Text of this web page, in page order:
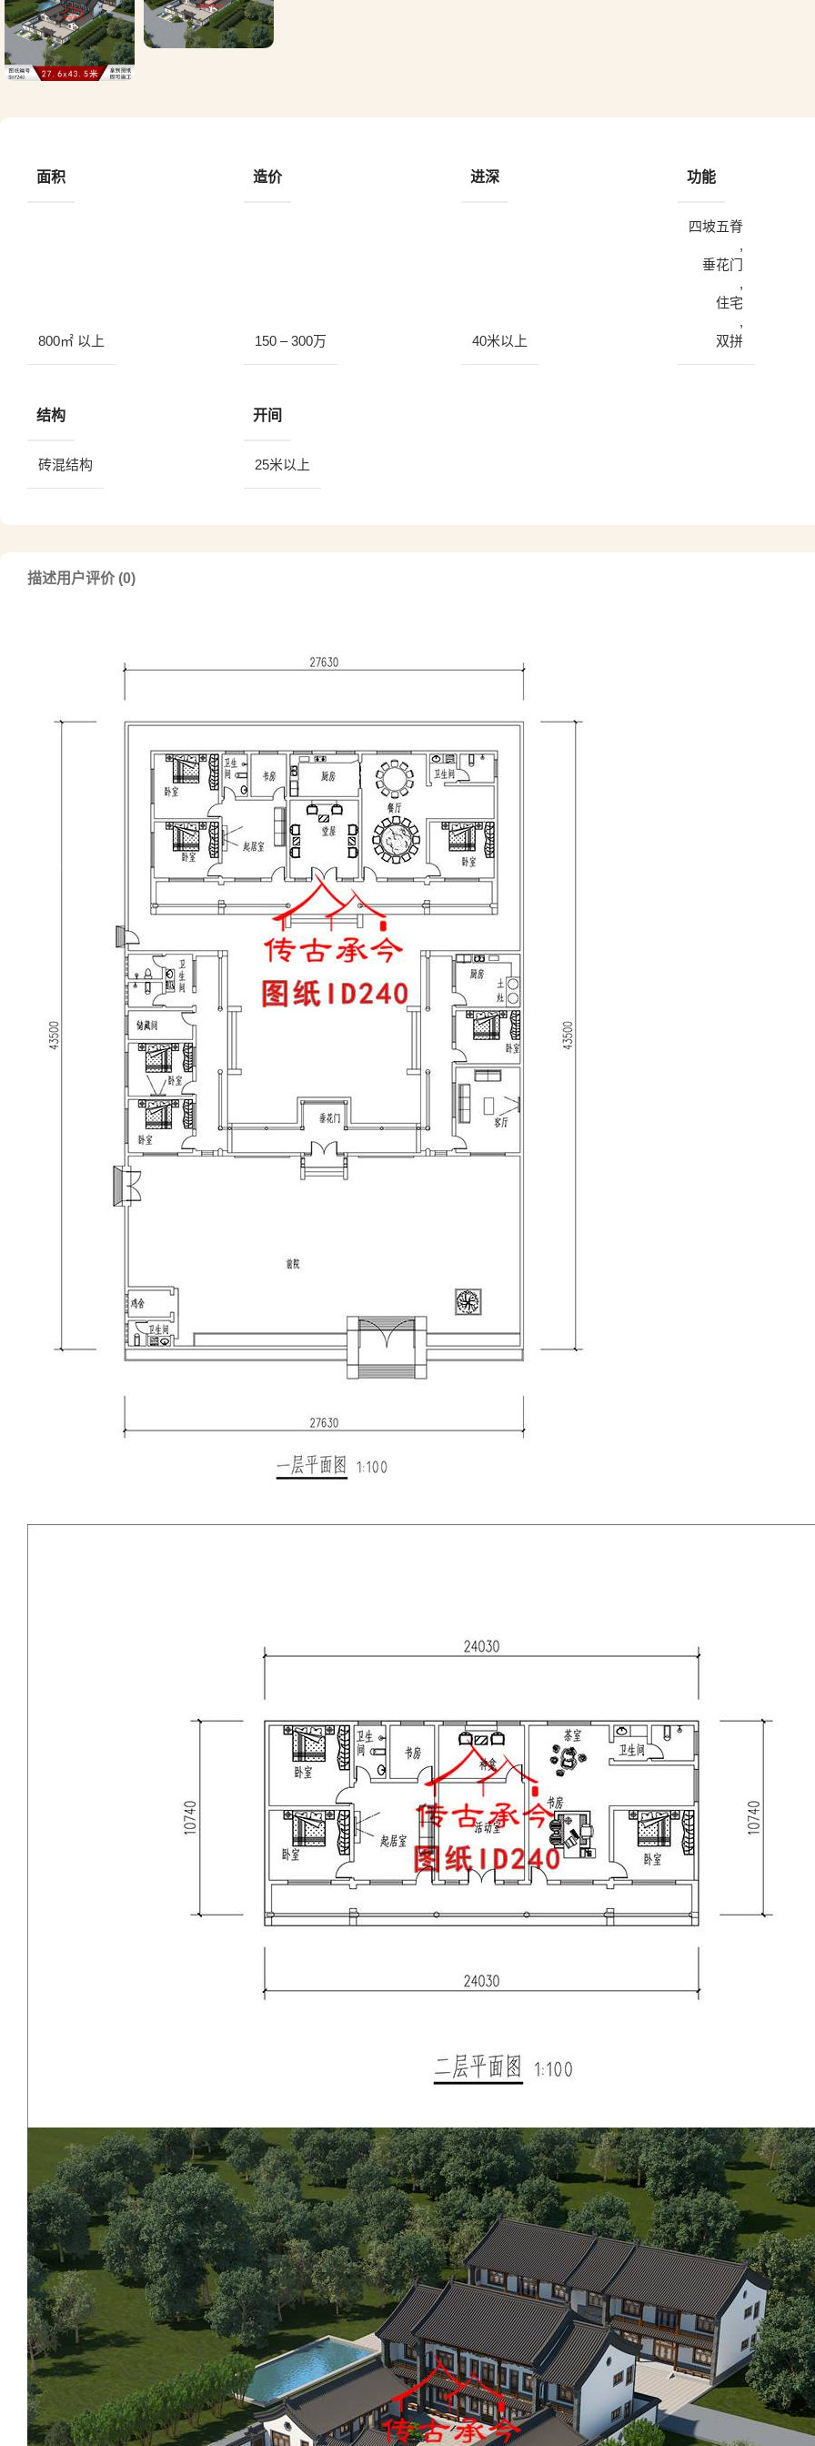
面积
800㎡ 以上
造价
150 – 300万
进深
40米以上
功能
四坡五脊
,
垂花门
,
住宅
,
双拼
结构
砖混结构
开间
25米以上
描述用户评价 (0)